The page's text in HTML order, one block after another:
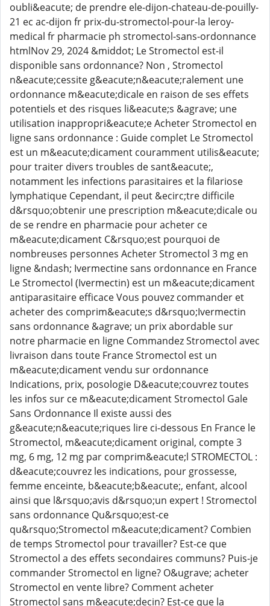
oubli&eacute; de prendre ele-dijon-chateau-de-pouilly-
21 ec ac-dijon fr prix-du-stromectol-pour-la leroy-
medical fr pharmacie ph stromectol-sans-ordonnance
htmlNov 29, 2024 &middot; Le Stromectol est-il
disponible sans ordonnance? Non , Stromectol
n&eacute;cessite g&eacute;n&eacute;ralement une
ordonnance m&eacute;dicale en raison de ses effets
potentiels et des risques li&eacute;s &agrave; une
utilisation inappropri&eacute;e Acheter Stromectol en
ligne sans ordonnance : Guide complet Le Stromectol
est un m&eacute;dicament couramment utilis&eacute;
pour traiter divers troubles de sant&eacute;,
notamment les infections parasitaires et la filariose
lymphatique Cependant, il peut &ecirc;tre difficile
d&rsquo;obtenir une prescription m&eacute;dicale ou
de se rendre en pharmacie pour acheter ce
m&eacute;dicament C&rsquo;est pourquoi de
nombreuses personnes Acheter Stromectol 3 mg en
ligne &ndash; Ivermectine sans ordonnance en France
Le Stromectol (Ivermectin) est un m&eacute;dicament
antiparasitaire efficace Vous pouvez commander et
acheter des comprim&eacute;s d&rsquo;Ivermectin
sans ordonnance &agrave; un prix abordable sur
notre pharmacie en ligne Commandez Stromectol avec
livraison dans toute France Stromectol est un
m&eacute;dicament vendu sur ordonnance
Indications, prix, posologie D&eacute;couvrez toutes
les infos sur ce m&eacute;dicament Stromectol Gale
Sans Ordonnance Il existe aussi des
g&eacute;n&eacute;riques lire ci-dessous En France le
Stromectol, m&eacute;dicament original, compte 3
mg, 6 mg, 12 mg par comprim&eacute;l STROMECTOL :
d&eacute;couvrez les indications, pour grossesse,
femme enceinte, b&eacute;b&eacute;, enfant, alcool
ainsi que l&rsquo;avis d&rsquo;un expert ! Stromectol
sans ordonnance Qu&rsquo;est-ce
qu&rsquo;Stromectol m&eacute;dicament? Combien
de temps Stromectol pour travailler? Est-ce que
Stromectol a des effets secondaires communs? Puis-je
commander Stromectol en ligne? O&ugrave; acheter
Stromectol en vente libre? Comment acheter
Stromectol sans m&eacute;decin? Est-ce que la